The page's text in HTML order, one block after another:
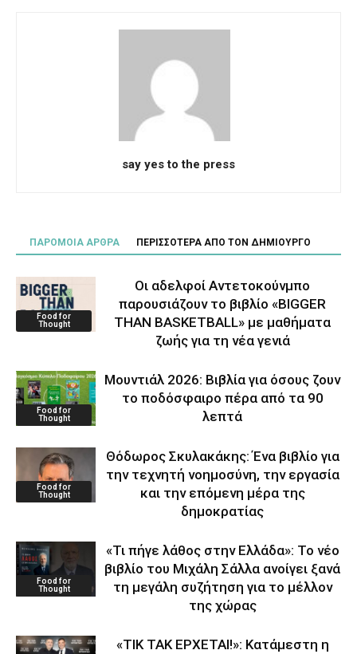
say yes to the press
ΠΑΡΟΜΟΙΑ ΑΡΘΡΑ ΠΕΡΙΣΣΟΤΕΡΑ ΑΠΟ ΤΟΝ ΔΗΜΙΟΥΡΓΟ
Food for
Thought
Οι αδελφοί Αντετοκούνμπο
παρουσιάζουν το βιβλίο «BIGGER
THAN BASKETBALL» με μαθήματα
ζωής για τη νέα γενιά
Food for
Thought
Μουντιάλ 2026: Βιβλία για όσους ζουν
το ποδόσφαιρο πέρα από τα 90
λεπτά
Food for
Thought
Θόδωρος Σκυλακάκης: Ένα βιβλίο για
την τεχνητή νοημοσύνη, την εργασία
και την επόμενη μέρα της
δημοκρατίας
Food for
Thought
«Τι πήγε λάθος στην Ελλάδα»: Το νέο
βιβλίο του Μιχάλη Σάλλα ανοίγει ξανά
τη μεγάλη συζήτηση για το μέλλον
της χώρας
«ΤΙΚ ΤΑΚ ΕΡΧΕΤΑΙ!»: Κατάμεστη η